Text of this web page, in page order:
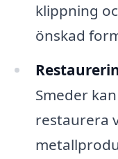
klippning
önskad
Smeder
restaurera